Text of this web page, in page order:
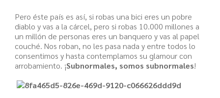
Pero éste país es así, si robas una bici eres un pobre
diablo y vas a la cárcel, pero si robas 10.000 millones a
un millón de personas eres un banquero y vas al papel
couché. Nos roban, no les pasa nada y entre todos lo
consentimos y hasta contemplamos su glamour con
arrobamiento. ¡Subnormales, somos subnormales!